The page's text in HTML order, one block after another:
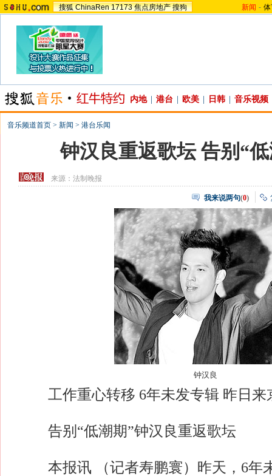
搜狐 ChinaRen 17173 焦点房地产 搜狗 新闻 -
内地 港台 欧美 日韩 音乐视频
音乐频道首页 > 新闻 > 港台乐闻
钟汉良重返歌坛 告别“
来源：法制晚报
我来说两句(0)
钟汉良
工作重心转移 6年未发专辑 昨日来
告别“低潮期”钟汉良重返歌坛
本报讯 （记者寿鹏寰）昨天，6年